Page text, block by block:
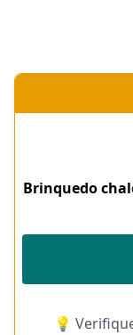
Brinquedo
💡